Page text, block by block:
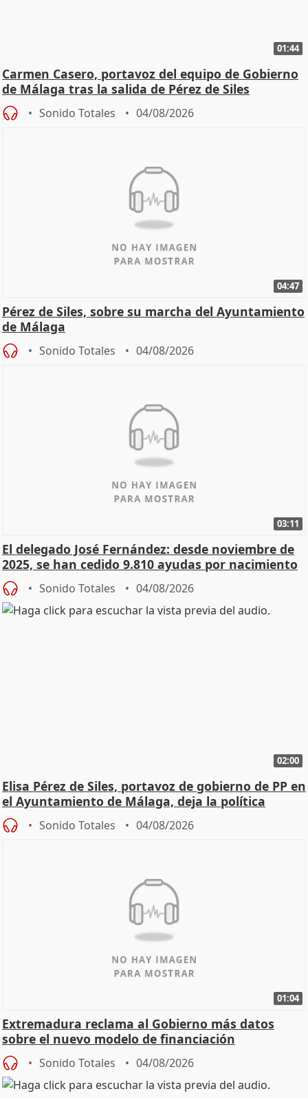
01:44
Carmen Casero, portavoz del equipo de Gobierno
de Málaga tras la salida de Pérez de Siles
Sonido Totales 04/08/2026
04:47
Pérez de Siles, sobre su marcha del Ayuntamiento
de Málaga
Sonido Totales 04/08/2026
03:11
El delegado José Fernández: desde noviembre de
2025, se han cedido 9.810 ayudas por nacimiento
Sonido Totales 04/08/2026
02:00
Elisa Pérez de Siles, portavoz de gobierno de PP en
el Ayuntamiento de Málaga, deja la política
Sonido Totales 04/08/2026
01:04
Extremadura reclama al Gobierno más datos
sobre el nuevo modelo de financiación
Sonido Totales 04/08/2026